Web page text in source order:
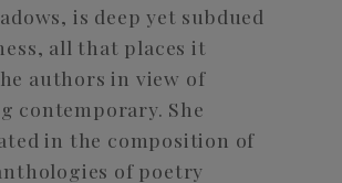
is deep yet subdued
all that places it
authors in view of
contemporary. She
in the composition of
of poetry